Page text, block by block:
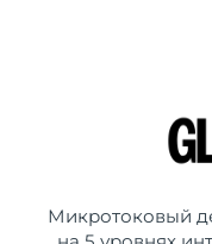
Микротоковый